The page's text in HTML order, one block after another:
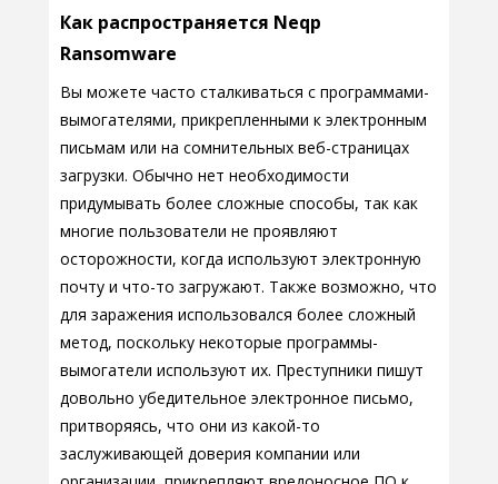
Как распространяется Neqp
Ransomware
Вы можете часто сталкиваться с программами-
вымогателями, прикрепленными к электронным
письмам или на сомнительных веб-страницах
загрузки. Обычно нет необходимости
придумывать более сложные способы, так как
многие пользователи не проявляют
осторожности, когда используют электронную
почту и что-то загружают. Также возможно, что
для заражения использовался более сложный
метод, поскольку некоторые программы-
вымогатели используют их. Преступники пишут
довольно убедительное электронное письмо,
притворяясь, что они из какой-то
заслуживающей доверия компании или